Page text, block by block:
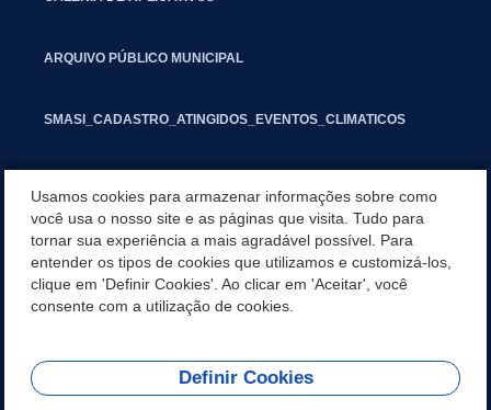
ARQUIVO PÚBLICO MUNICIPAL
SMASI_CADASTRO_ATINGIDOS_EVENTOS_CLIMATICOS
INFORMATIVO PIT
SEGUNDA VIA IPTU
REDES SOCIAIS
Usamos cookies para armazenar informações sobre como
você usa o nosso site e as páginas que visita. Tudo para
tornar sua experiência a mais agradável possível. Para
entender os tipos de cookies que utilizamos e customizá-los,
clique em 'Definir Cookies'. Ao clicar em 'Aceitar', você
consente com a utilização de cookies.
Definir Cookies